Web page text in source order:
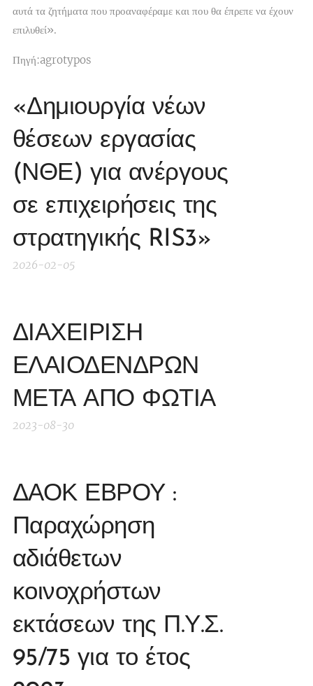
αυτά τα ζητήματα που προαναφέραμε και που θα έπρεπε να έχουν
επιλυθεί».
Πηγή:agrotypos
«Δημιουργία νέων
θέσεων εργασίας
(ΝΘΕ) για ανέργους
σε επιχειρήσεις της
στρατηγικής RIS3»
2026-02-05
ΔΙΑΧΕΙΡΙΣΗ
ΕΛΑΙΟΔΕΝΔΡΩΝ
ΜΕΤΑ ΑΠΟ ΦΩΤΙΑ
2023-08-30
ΔΑΟΚ ΕΒΡΟΥ :
Παραχώρηση
αδιάθετων
κοινοχρήστων
εκτάσεων της Π.Υ.Σ.
95/75 για το έτος